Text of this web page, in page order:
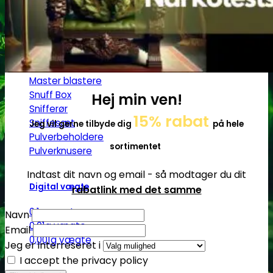
Ø20
SG14
Sniff & Snus
Master blastere
Snuff Box
Snifferør
Sniffesæt
Pulverbeholdere
Pulverknusere
Digital vægte
0,1g vægte
0,01g vægte
0,001g vægte
Hej min ven!
Jeg vil gerne tilbyde dig 15% rabat på hele
sortimentet
Indtast dit navn og email - så modtager du dit
rabatlink med det samme
Navn
Email
Jeg er interreseret i
I accept the privacy policy